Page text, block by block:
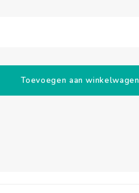
Toevoegen aan winkelwagen